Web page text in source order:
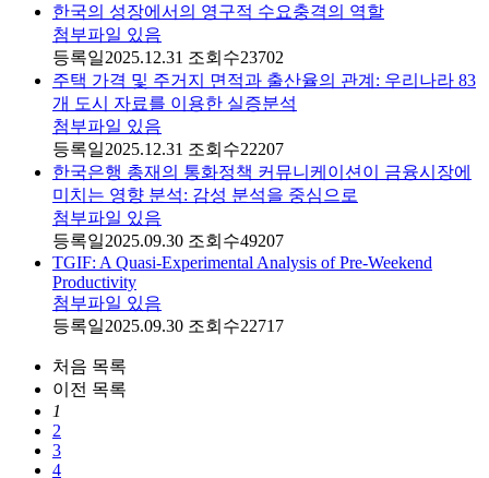
한국의 성장에서의 영구적 수요충격의 역할
첨부파일 있음
등록일2025.12.31 조회수23702
주택 가격 및 주거지 면적과 출산율의 관계: 우리나라 83
개 도시 자료를 이용한 실증분석
첨부파일 있음
등록일2025.12.31 조회수22207
한국은행 총재의 통화정책 커뮤니케이션이 금융시장에
미치는 영향 분석: 감성 분석을 중심으로
첨부파일 있음
등록일2025.09.30 조회수49207
TGIF: A Quasi-Experimental Analysis of Pre-Weekend
Productivity
첨부파일 있음
등록일2025.09.30 조회수22717
처음 목록
이전 목록
1
2
3
4